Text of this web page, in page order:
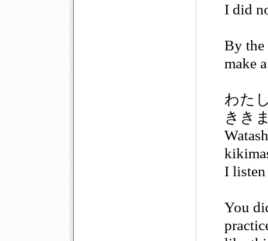
I did
By the
make
わた
きき
I listen
You